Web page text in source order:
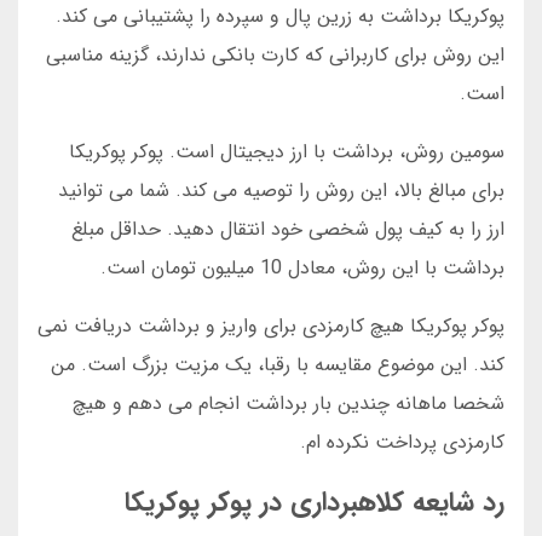
پوکریکا برداشت به زرین پال و سپرده را پشتیبانی می کند.
این روش برای کاربرانی که کارت بانکی ندارند، گزینه مناسبی
است.
سومین روش، برداشت با ارز دیجیتال است. پوکر پوکریکا
برای مبالغ بالا، این روش را توصیه می کند. شما می توانید
ارز را به کیف پول شخصی خود انتقال دهید. حداقل مبلغ
برداشت با این روش، معادل 10 میلیون تومان است.
پوکر پوکریکا هیچ کارمزدی برای واریز و برداشت دریافت نمی
کند. این موضوع مقایسه با رقبا، یک مزیت بزرگ است. من
شخصا ماهانه چندین بار برداشت انجام می دهم و هیچ
کارمزدی پرداخت نکرده ام.
رد شایعه کلاهبرداری در پوکر پوکریکا